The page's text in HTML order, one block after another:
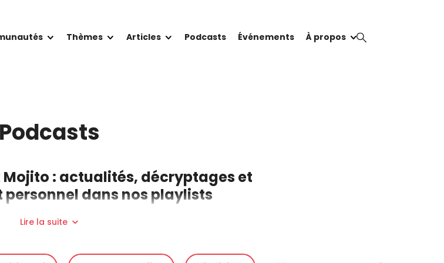
Thèmes Articles Podcasts Événements À propos
Podcasts
Mojito : actualités, décryptages et
dans nos playlists
imagoDei.
Lire la suite